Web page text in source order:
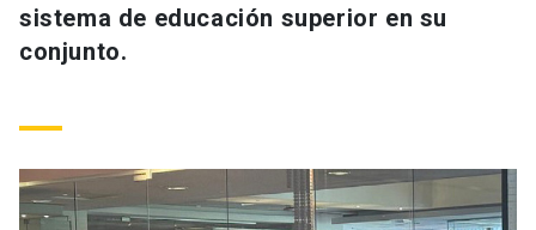
Personal
Padres y familia
Vecinos launch
Correo UC launch
Medios Biblioteca launch
Donaciones launch
sistema de educación superior en su
conjunto.